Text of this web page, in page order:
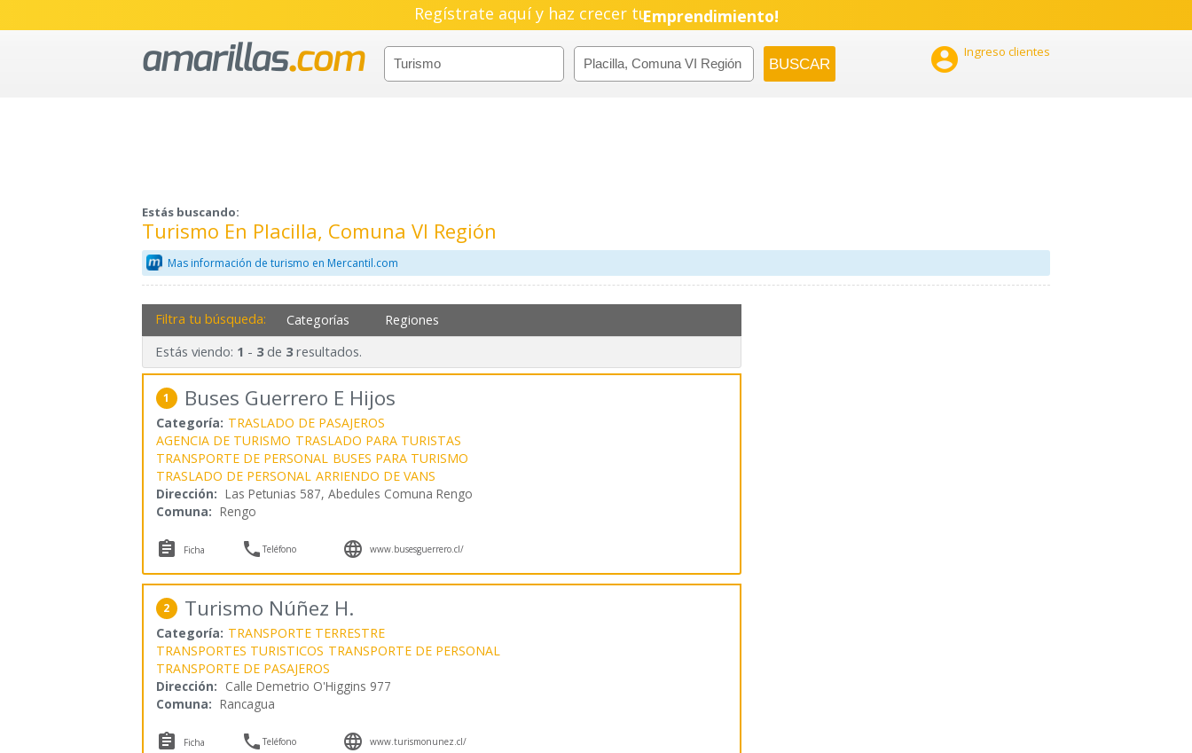
Regístrate aquí y haz crecer tuEmprendimiento!
 Ingreso clientes
Estás buscando:
Turismo En Placilla, Comuna VI Región
Mas información de turismo en Mercantil.com
Filtra tu búsqueda: Categorías Regiones
Estás viendo: 1 - 3de 3resultados.
1 Buses Guerrero E Hijos
Categoría: TRASLADO DE PASAJEROS
AGENCIA DE TURISMO TRASLADO PARA TURISTAS
TRANSPORTE DE PERSONAL BUSES PARA TURISMO
TRASLADO DE PERSONAL ARRIENDO DE VANS
Dirección: Las Petunias 587, Abedules Comuna Rengo
Comuna: Rengo
 Ficha Teléfono  www.busesguerrero.cl/
2 Turismo Núñez H.
Categoría: TRANSPORTE TERRESTRE
TRANSPORTES TURISTICOS TRANSPORTE DE PERSONAL
TRANSPORTE DE PASAJEROS
Dirección: Calle Demetrio O'Higgins 977
Comuna: Rancagua
 Ficha Teléfono  www.turismonunez.cl/